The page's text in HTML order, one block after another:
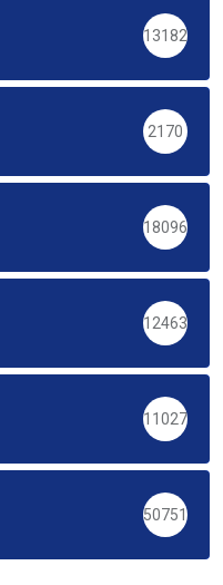
13182
2170
18096
12463
11027
50751